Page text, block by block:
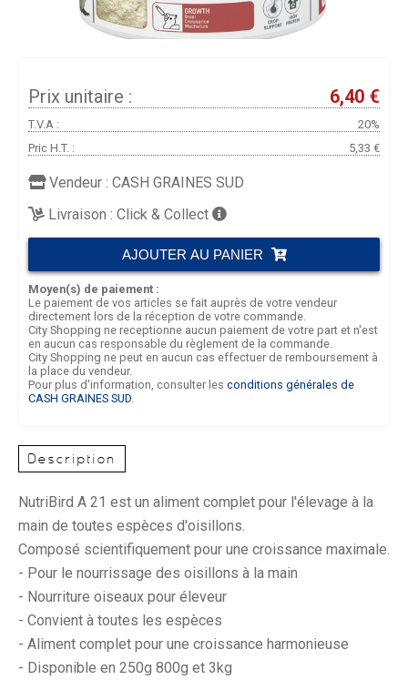
Prix unitaire : 6,40 €
T.V.A :
20%
Pric H.T. :
5,33 €
Vendeur : CASH GRAINES SUD
Livraison : Click & Collect
AJOUTER AU PANIER
Moyen(s) de paiement :
Le paiement de vos articles se fait auprès de votre vendeur
directement lors de la réception de votre commande.
City Shopping ne receptionne aucun paiement de votre part et n'est
en aucun cas responsable du règlement de la commande.
City Shopping ne peut en aucun cas effectuer de remboursement à
la place du vendeur.
Pour plus d'information, consulter les conditions générales de
CASH GRAINES SUD.
Description
NutriBird A 21 est un aliment complet pour l'élevage à la
main de toutes espèces d'oisillons.
Composé scientifiquement pour une croissance maximale.
- Pour le nourrissage des oisillons à la main
- Nourriture oiseaux pour éleveur
- Convient à toutes les espèces
- Aliment complet pour une croissance harmonieuse
- Disponible en 250g 800g et 3kg